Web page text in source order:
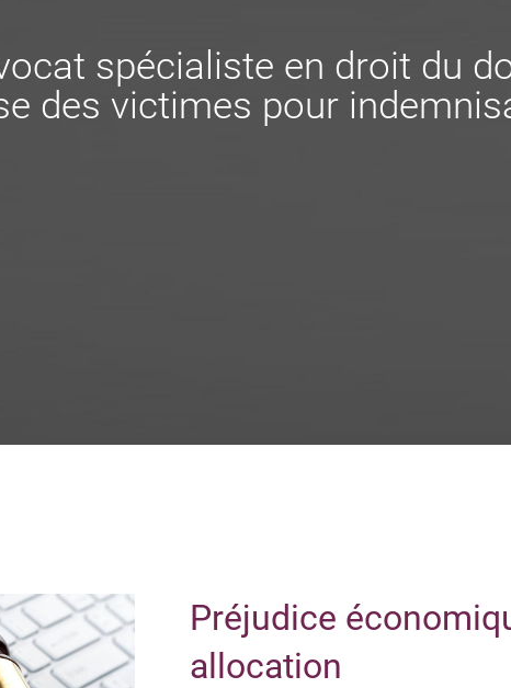
spécialiste en droit du
des victimes pour
Préjudice
allocation